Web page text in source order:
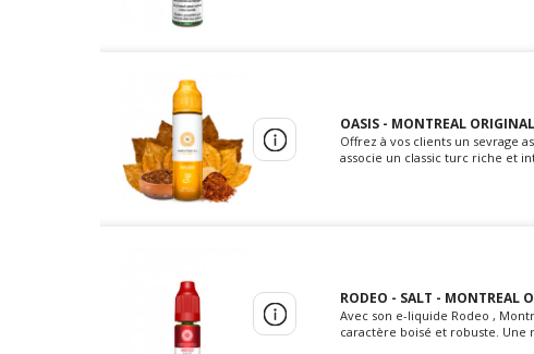
OASIS - MONTREAL
Offrez à vos clients un sevrage
associe un classic turc riche et
RODEO - SALT - MONTREAL
Avec son e-liquide Rodeo ,
caractère boisé et robuste. Une